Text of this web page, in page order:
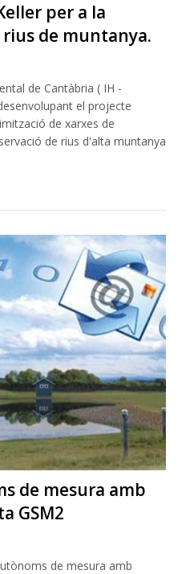
per a la
de muntanya.
de Cantàbria ( IH -
el projecte
de xarxes de
de rius d'alta muntanya
de mesura amb
GSM2
de mesura amb